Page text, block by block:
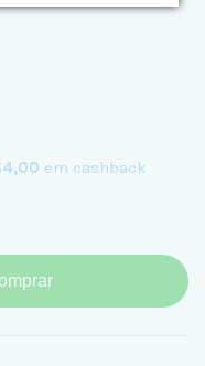
em cashback